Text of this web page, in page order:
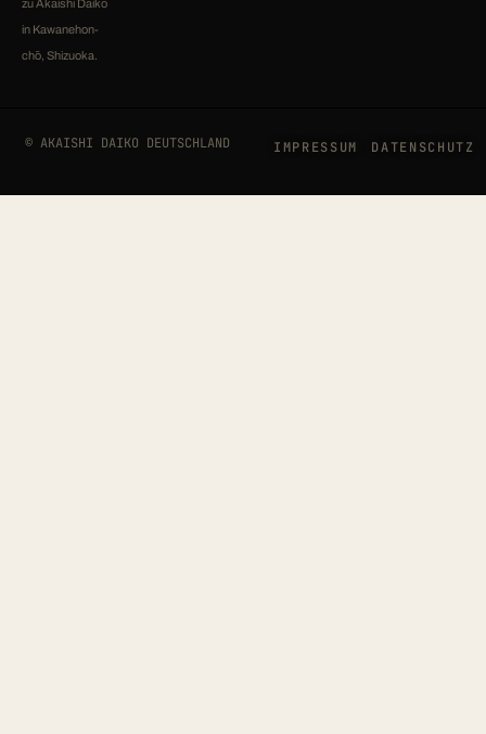
zu Akaishi Daiko
in Kawanehon-
chō, Shizuoka.
© AKAISHI DAIKO DEUTSCHLAND DATENSCHUTZ
IMPRESSUM